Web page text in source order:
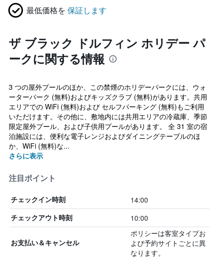
最低価格を 保証します
ザ ブラック ドルフィン ホリデー パ
ークに関する情報
3 つの屋外プールのほか、この禁煙のホリデーパークには、ウォ
ーターパーク (無料)およびキッズクラブ (無料)があります。共用
エリアでの WiFi (無料)および セルフパーキング (無料)もご利用
いただけます。その他に、敷地内には共用エリアの冷蔵庫、季節
限定屋外プール、および子供用プールがあります。 全 31 室の宿
泊施設には、便利な電子レンジおよびダイニングテーブルのほ
か、WiFi (無料)な...
さらに表示
注目ポイント
チェックイン時刻 14:00
チェックアウト時刻 10:00
お支払い＆キャンセル
ポリシーは客室タイプお
よび予約サイトごとに異
なります。